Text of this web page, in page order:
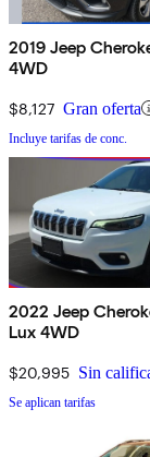
2019 Jeep
4WD
$8,127 Gran oferta
Incluye tarifas de conc.
2022 Jeep
Lux 4WD
$20,995 Sin
Se aplican tarifas